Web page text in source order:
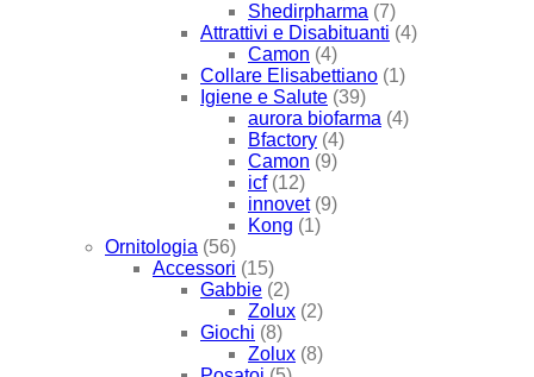
Shedirpharma (7)
Attrattivi e Disabituanti (4)
Camon (4)
Collare Elisabettiano (1)
Igiene e Salute (39)
aurora biofarma (4)
Bfactory (4)
Camon (9)
icf (12)
innovet (9)
Kong (1)
Ornitologia (56)
Accessori (15)
Gabbie (2)
Zolux (2)
Giochi (8)
Zolux (8)